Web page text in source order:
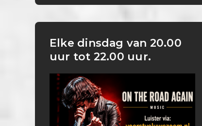
Elke dinsdag van 20.00
uur tot 22.00 uur.